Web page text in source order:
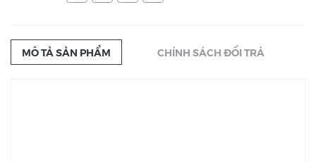
MÔ TẢ SẢN PHẨM CHÍNH SÁCH ĐỔI TRẢ